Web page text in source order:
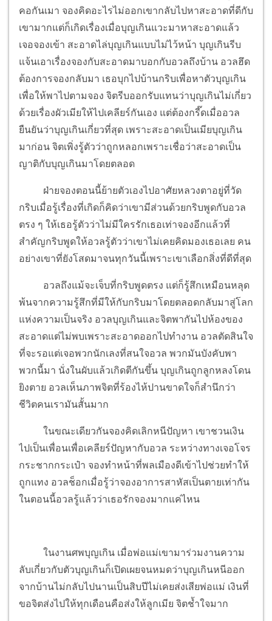
คอกันเมา จองคิดอะไรไม่ออกเขากลับไปหาสะอาดที่ดีกับ
เขามากแต่ก็เกิดเรื่องเมื่อบุญเกินแวะมาหาสะอาดแล้ว
เจอจองเข้า สะอาดไล่บุญเกินแบบไม่ไว้หน้า บุญเกินรีบ
แจ้นเอาเรื่องจองกับสะอาดมาบอกกับอวลถึงบ้าน อวลฮึด
ต้องการจองกลับมา เธอบุกไปบ้านกริบเพื่อหาตัวบุญเกิน
เพื่อให้พาไปตามจอง จิตรีบออกรับแทนว่าบุญเกินไม่เกี่ยว
ด้วยเรื่องผัวเมียให้ไปเคลียร์กันเอง แต่ต้องกรี๊ดเมื่ออวล
ยืนยันว่าบุญเกินเกี่ยวที่สุด เพราะสะอาดเป็นเมียบุญเกิน
มาก่อน จิตเพิ่งรู้ตัวว่าถูกหลอกเพราะเชื่อว่าสะอาดเป็น
ญาติกับบุญเกินมาโดยตลอด
ฝ่ายจองตอนนี้ย้ายตัวเองไปอาศัยหลวงตาอยู่ที่วัด
กริบเมื่อรู้เรื่องที่เกิดก็คิดว่าเขามีส่วนด้วยกริบพูดกับอวล
ตรง ๆ ให้เธอรู้ตัวว่าไม่มีใครรักเธอเท่าจองอีกแล้วที่
สำคัญกริบพูดให้อวลรู้ตัวว่าเขาไม่เคยคิดมองเธอเลย คน
อย่างเขาที่ยังโสดมาจนทุกวันนี้เพราะเขาเลือกสิ่งที่ดีที่สุด
อวลถึงแม้จะเจ็บที่กริบพูดตรง แต่ก็รู้สึกเหมือนหลุด
พ้นจากความรู้สึกที่มีให้กับกริบมาโดยตลอดกลับมาสู่โลก
แห่งความเป็นจริง อวลบุญเกินและจิตพากันไปห้องของ
สะอาดแต่ไม่พบเพราะสะอาดออกไปทำงาน อวลตัดสินใจ
ที่จะรอแต่เจอพวกนักเลงที่สนใจอวล พวกมันบังคับพา
พวกนี้มา นั่งในผับแล้วเกิดตีกันขึ้น บุญเกินถูกลูกหลงโดน
ยิงตาย อวลเห็นภาพจิตที่ร้องไห้ปานขาดใจก็สำนึกว่า
ชีวิตคนเรามันสั้นมาก
ในขณะเดียวกันจองคิดเลิกหนีปัญหา เขาชวนเงิน
ไปเป็นเพื่อนเพื่อเคลียร์ปัญหากับอวล ระหว่างทางเจอโจร
กระชากกระเป๋า จองทำหน้าที่พลเมืองดีเข้าไปช่วยทำให้
ถูกแทง อวลช็อกเมื่อรู้ว่าจองอาการสาหัสเป็นตายเท่ากัน
ในตอนนี้อวลรู้แล้วว่าเธอรักจองมากแค่ไหน
ในงานศพบุญเกิน เมื่อพ่อแม่เขามาร่วมงานความ
ลับเกี่ยวกับตัวบุญเกินก็เปิดเผยจนหมดว่าบุญเกินหนีออก
จากบ้านไม่กลับไปนานเป็นสิบปีไม่เคยส่งเสียพ่อแม่ เงินที่
ขอจิตส่งไปให้ทุกเดือนคือส่งให้ลูกเมีย จิตช้ำใจมาก